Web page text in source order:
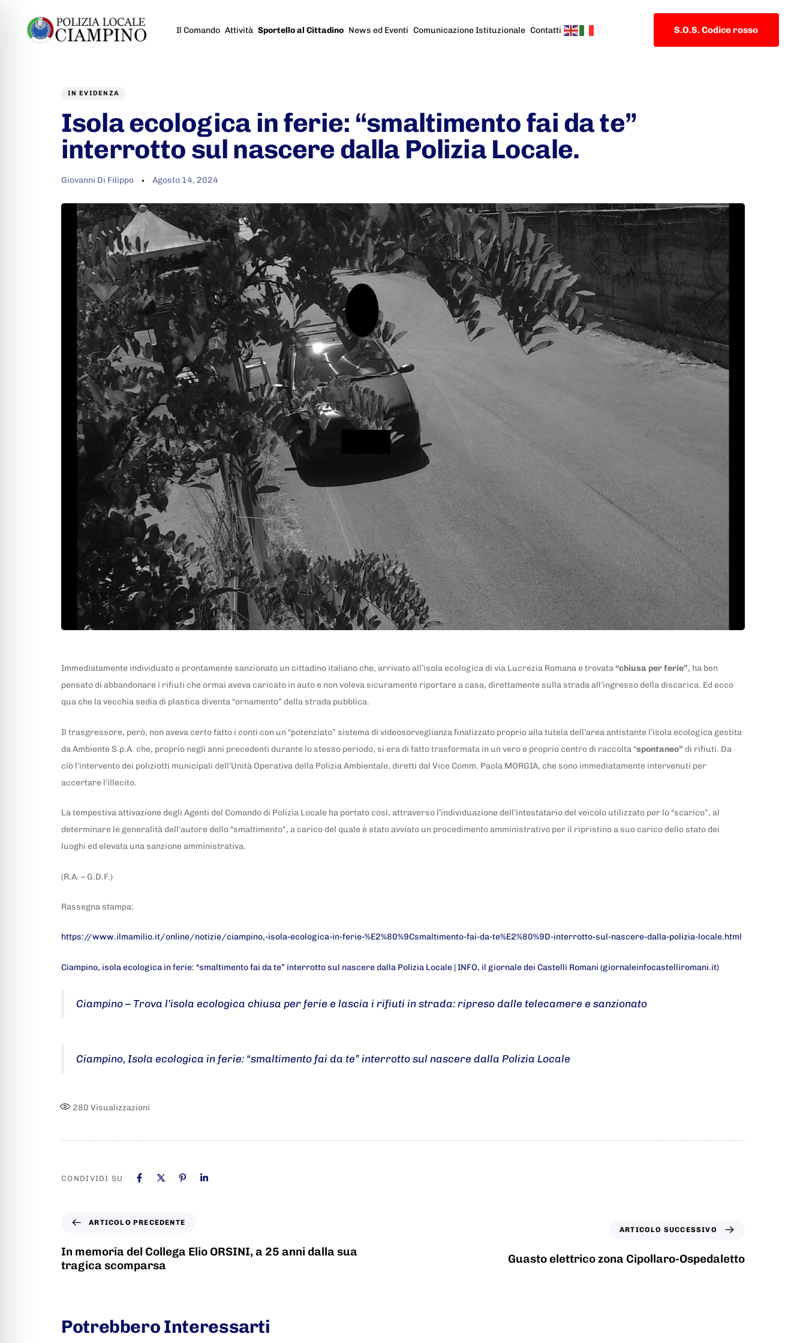
Il Comando Attività Sportello al Cittadino News ed Eventi Comunicazione Istituzionale Contatti S.O.S. Codice rosso
IN EVIDENZA
Isola ecologica in ferie: “smaltimento fai da te”
interrotto sul nascere dalla Polizia Locale.
Giovanni Di Filippo Agosto 14, 2024
Immediatamente individuato e prontamente sanzionato un cittadino italiano che, arrivato all’isola ecologica di via Lucrezia Romana e trovata“chiusa per ferie”, ha ben
pensato di abbandonare i rifiuti che ormai aveva caricato in auto e non voleva sicuramente riportare a casa, direttamente sulla strada all’ingresso della discarica. Ed ecco
qua che la vecchia sedia di plastica diventa “ornamento” della strada pubblica.
Il trasgressore, però, non aveva certo fatto i conti con un “potenziato” sistema di videosorveglianza finalizzato proprio alla tutela dell’area antistante l’isola ecologica gestita
da Ambiente S.p.A. che, proprio negli anni precedenti durante lo stesso periodo, si era di fatto trasformata in un vero e proprio centro di raccolta “spontaneo” di rifiuti. Da
ciò l’intervento dei poliziotti municipali dell’Unità Operativa della Polizia Ambientale, diretti dal Vice Comm. Paola MORGIA, che sono immediatamente intervenuti per
accertare l’illecito.
La tempestiva attivazione degli Agenti del Comando di Polizia Locale ha portato così, attraverso l’individuazione dell’intestatario del veicolo utilizzato per lo “scarico”, al
determinare le generalità dell’autore dello “smaltimento”, a carico del quale è stato avviato un procedimento amministrativo per il ripristino a suo carico dello stato dei
luoghi ed elevata una sanzione amministrativa.
(R.A. – G.D.F.)
Rassegna stampa:
https://www.ilmamilio.it/online/notizie/ciampino,-isola-ecologica-in-ferie-%E2%80%9Csmaltimento-fai-da-te%E2%80%9D-interrotto-sul-nascere-dalla-polizia-locale.html
Ciampino, isola ecologica in ferie: “smaltimento fai da te” interrotto sul nascere dalla Polizia Locale | INFO, il giornale dei Castelli Romani (giornaleinfocastelliromani.it)
Ciampino – Trova l’isola ecologica chiusa per ferie e lascia i rifiuti in strada: ripreso dalle telecamere e sanzionato
Ciampino, Isola ecologica in ferie: “smaltimento fai da te” interrotto sul nascere dalla Polizia Locale
280 Visualizzazioni
CONDIVIDI SU
ARTICOLO PRECEDENTE
In memoria del Collega Elio ORSINI, a 25 anni dalla sua
tragica scomparsa
ARTICOLO SUCCESSIVO
Guasto elettrico zona Cipollaro-Ospedaletto
Potrebbero Interessarti